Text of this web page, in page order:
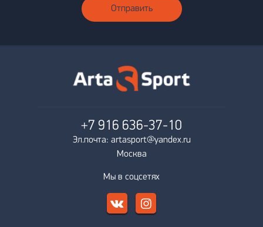
Отправить
+7 916 636-37-10
Эл.почта: artasport@yandex.ru
Москва
Мы в соцсетях